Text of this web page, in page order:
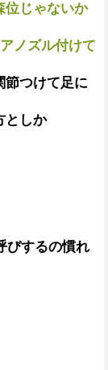
位じゃないか
ノズル付けて
節つけて足に
としか
びするの慣れ